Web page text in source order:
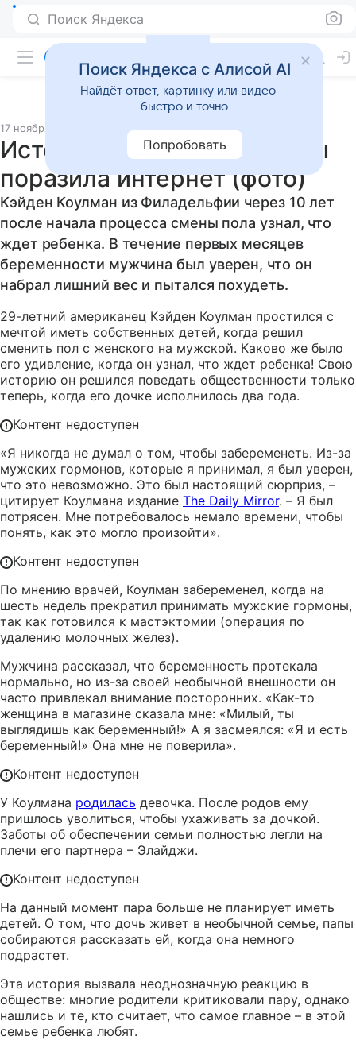
Поиск Яндекса
17 ноября 2015 Материал подготовила Виктория Зайченко
История беременного папы
поразила интернет (фото)
Кэйден Коулман из Филадельфии через 10 лет
после начала процесса смены пола узнал, что
ждет ребенка. В течение первых месяцев
беременности мужчина был уверен, что он
набрал лишний вес и пытался похудеть.
29-летний американец Кэйден Коулман простился с
мечтой иметь собственных детей, когда решил
сменить пол с женского на мужской. Каково же было
его удивление, когда он узнал, что ждет ребенка! Свою
историю он решился поведать общественности только
теперь, когда его дочке исполнилось два года.
Контент недоступен
«Я никогда не думал о том, чтобы забеременеть. Из-за
мужских гормонов, которые я принимал, я был уверен,
что это невозможно. Это был настоящий сюрприз, –
цитирует Коулмана издание The Daily Mirror. – Я был
потрясен. Мне потребовалось немало времени, чтобы
понять, как это могло произойти».
Контент недоступен
По мнению врачей, Коулман забеременел, когда на
шесть недель прекратил принимать мужские гормоны,
так как готовился к мастэктомии (операция по
удалению молочных желез).
Мужчина рассказал, что беременность протекала
нормально, но из-за своей необычной внешности он
часто привлекал внимание посторонних. «Как-то
женщина в магазине сказала мне: «Милый, ты
выглядишь как беременный!» А я засмеялся: «Я и есть
беременный!» Она мне не поверила».
Контент недоступен
У Коулмана родилась девочка. После родов ему
пришлось уволиться, чтобы ухаживать за дочкой.
Заботы об обеспечении семьи полностью легли на
плечи его партнера – Элайджи.
Контент недоступен
На данный момент пара больше не планирует иметь
детей. О том, что дочь живет в необычной семье, папы
собираются рассказать ей, когда она немного
подрастет.
Эта история вызвала неоднозначную реакцию в
обществе: многие родители критиковали пару, однако
нашлись и те, кто считает, что самое главное – в этой
семье ребенка любят.
Поиск Яндекса с Алисой AI
Найдёт ответ, картинку или видео —
быстро и точно
Попробовать